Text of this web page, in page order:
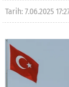
Tarih: 7.06.2025